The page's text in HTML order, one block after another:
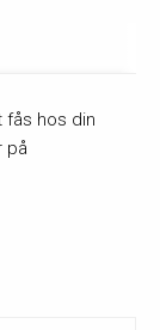
fås hos din
på